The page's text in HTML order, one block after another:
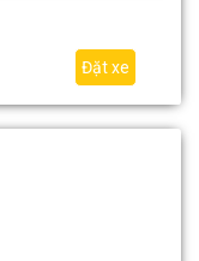
Đặt xe